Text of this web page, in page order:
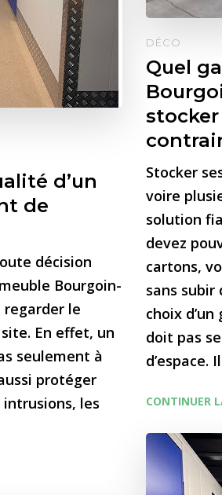
d’un
de
décision
Bourgoin-
regarder le
En effet, un
seulement à
protéger
les
DÉCO
Quel
Stocker
voire
solution
devez
cartons,
sans subir
choix
doit pas
d’espace.
CONTINUER